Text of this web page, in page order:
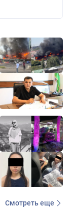
Смотреть еще